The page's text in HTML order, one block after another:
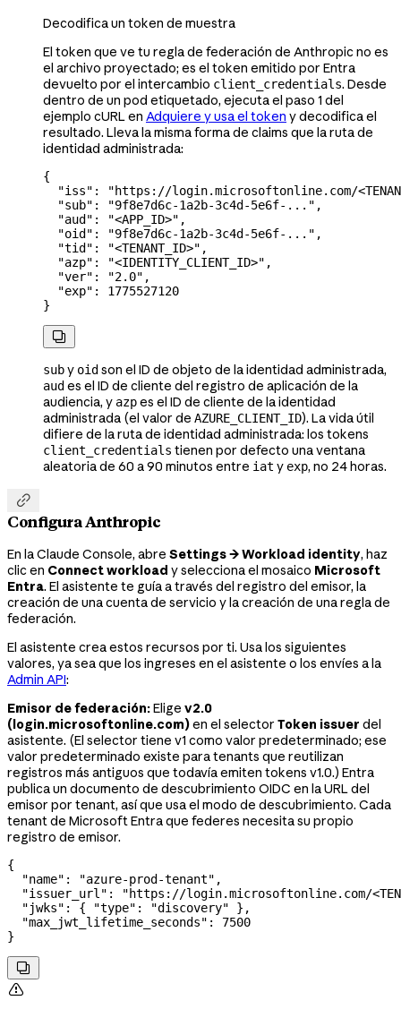
Decodifica un token de muestra
El token que ve tu regla de federación de Anthropic no es
el archivo proyectado; es el token emitido por Entra
devuelto por el intercambio client_credentials. Desde
dentro de un pod etiquetado, ejecuta el paso 1 del
ejemplo cURL en Adquiere y usa el token y decodifica el
resultado. Lleva la misma forma de claims que la ruta de
identidad administrada:
{
  "iss"
:
"https://login.microsoftonline.com/
  "sub"
: "9f8e7d6c-1a2b-3c4d-5e6f-..." ,
  "aud"
: "<APP_ID>" ,
  "oid"
: "9f8e7d6c-1a2b-3c4d-5e6f-..." ,
  "tid"
: "<TENANT_ID>" ,
  "azp"
: "<IDENTITY_CLIENT_ID>" ,
  "ver"
: "2.0" ,
  "exp"
: 1775527120
}

suby oid son el ID de objeto de la identidad administrada,
aud es el ID de cliente del registro de aplicación de la
audiencia, y azpes el ID de cliente de la identidad
administrada (el valor de AZURE_CLIENT_ID). La vida útil
difiere de la ruta de identidad administrada: los tokens
client_credentials tienen por defecto una ventana
aleatoria de 60 a 90 minutos entre iat y exp, no 24 horas.

Configura Anthropic
En la Claude Console, abre Settings → Workload identity, haz
clic en Connect workload y selecciona el mosaico Microsoft
Entra. El asistente te guía a través del registro del emisor, la
creación de una cuenta de servicio y la creación de una regla de
federación.
El asistente crea estos recursos por ti. Usa los siguientes
valores, ya sea que los ingreses en el asistente o los envíes a la
Admin API:
Emisor de federación:Elige v2.0
(login.microsoftonline.com)en el selector Token issuer del
asistente. (El selector tiene v1 como valor predeterminado; ese
valor predeterminado existe para tenants que reutilizan
registros más antiguos que todavía emiten tokens v1.0.) Entra
publica un documento de descubrimiento OIDC en la URL del
emisor por tenant, así que usa el modo de descubrimiento. Cada
tenant de Microsoft Entra que federes necesita su propio
registro de emisor.
{
  "name"
: "azure-prod-tenant" ,
  "issuer_url"
:
"https://login.microsoftonline.com/
  "jwks"
: { "type" : "discovery" },
  "max_jwt_lifetime_seconds"
: 7500
}

